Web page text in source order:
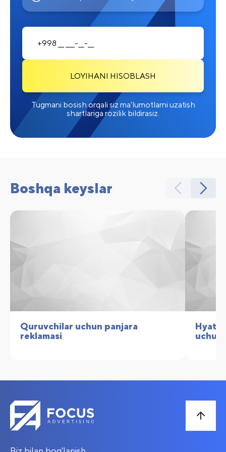
LOYIHANI HISOBLASH
Tugmani bosish orqali siz ma'lumotlarni uzatish
shartlariga rozilik bildirasiz.
Boshqa keyslar
Quruvchilar uchun panjara
reklamasi
Hyatt
uchun